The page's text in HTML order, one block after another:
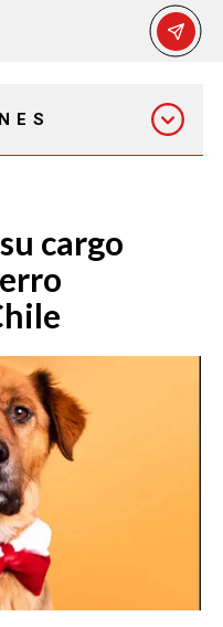
PM
PM
cargo